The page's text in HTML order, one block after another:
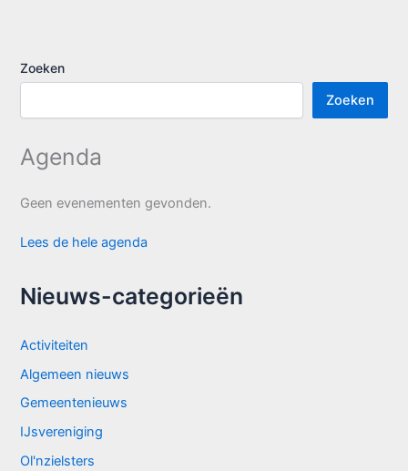
Zoeken
Zoeken
Agenda
Geen evenementen gevonden.
Lees de hele agenda
Nieuws-categorieën
Activiteiten
Algemeen nieuws
Gemeentenieuws
IJsvereniging
Ol'nzielsters